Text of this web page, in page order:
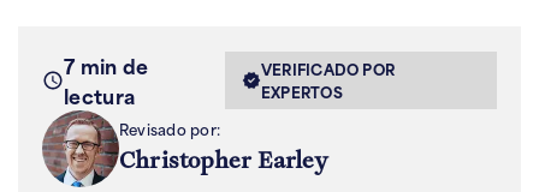
7 min de
lectura
VERIFICADO POR
EXPERTOS
Revisado por:
Christopher Earley